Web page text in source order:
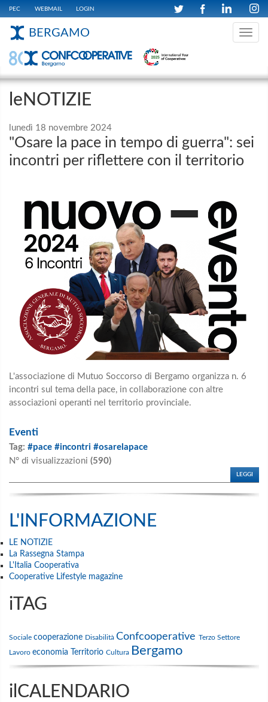
PEC WEBMAIL LOGIN
Toggle
BERGAMO
leNOTIZIE
lunedì 18 novembre 2024
"Osare la pace in tempo di guerra": sei
incontri per riflettere con il territorio
L'associazione di Mutuo Soccorso di Bergamo organizza n. 6
incontri sul tema della pace, in collaborazione con altre
associazioni operanti nel territorio provinciale.
Eventi
Tag: #pace #incontri #osarelapace
N° di visualizzazioni (590)
LEGGI
L'INFORMAZIONE
LE NOTIZIE
La Rassegna Stampa
L'Italia Cooperativa
Cooperative Lifestyle magazine
iTAG
Sociale cooperazione Disabilità Confcooperative Terzo Settore
Lavoro economia Territorio Cultura Bergamo
ilCALENDARIO